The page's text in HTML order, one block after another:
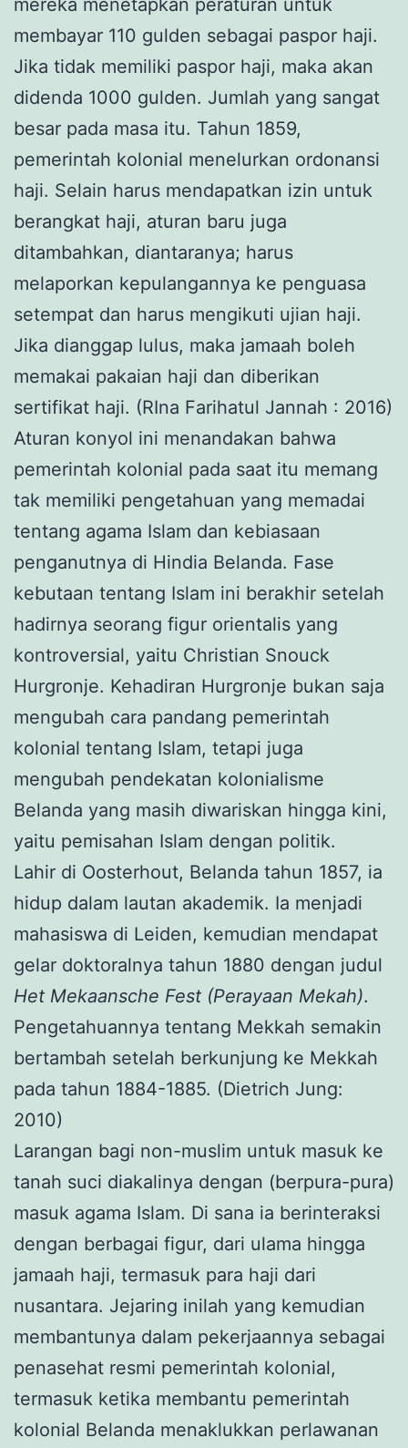
membayar 110 gulden sebagai paspor haji.
Jika tidak memiliki paspor haji, maka akan
didenda 1000 gulden. Jumlah yang sangat
besar pada masa itu. Tahun 1859,
pemerintah kolonial menelurkan ordonansi
haji. Selain harus mendapatkan izin untuk
berangkat haji, aturan baru juga
ditambahkan, diantaranya; harus
melaporkan kepulangannya ke penguasa
setempat dan harus mengikuti ujian haji.
Jika dianggap lulus, maka jamaah boleh
memakai pakaian haji dan diberikan
sertifikat haji. (RIna Farihatul Jannah : 2016)
Aturan konyol ini menandakan bahwa
pemerintah kolonial pada saat itu memang
tak memiliki pengetahuan yang memadai
tentang agama Islam dan kebiasaan
penganutnya di Hindia Belanda. Fase
kebutaan tentang Islam ini berakhir setelah
hadirnya seorang figur orientalis yang
kontroversial, yaitu Christian Snouck
Hurgronje. Kehadiran Hurgronje bukan saja
mengubah cara pandang pemerintah
kolonial tentang Islam, tetapi juga
mengubah pendekatan kolonialisme
Belanda yang masih diwariskan hingga kini,
yaitu pemisahan Islam dengan politik.
Lahir di Oosterhout, Belanda tahun 1857, ia
hidup dalam lautan akademik. Ia menjadi
mahasiswa di Leiden, kemudian mendapat
gelar doktoralnya tahun 1880 dengan judul
Het Mekaansche Fest (Perayaan Mekah).
Pengetahuannya tentang Mekkah semakin
bertambah setelah berkunjung ke Mekkah
pada tahun 1884-1885. (Dietrich Jung:
2010)
Larangan bagi non-muslim untuk masuk ke
tanah suci diakalinya dengan (berpura-pura)
masuk agama Islam. Di sana ia berinteraksi
dengan berbagai figur, dari ulama hingga
jamaah haji, termasuk para haji dari
nusantara. Jejaring inilah yang kemudian
membantunya dalam pekerjaannya sebagai
penasehat resmi pemerintah kolonial,
termasuk ketika membantu pemerintah
kolonial Belanda menaklukkan perlawanan